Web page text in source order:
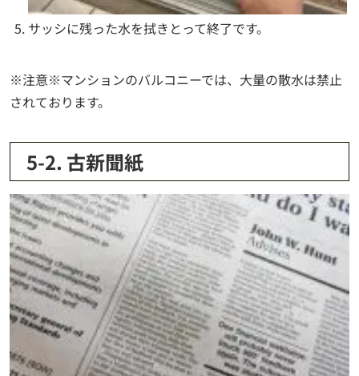
サッシに残った水を拭きとって終了です。
※注意※マンションのバルコニーでは、大量の散水は禁止
されております。
5-2. 古新聞紙